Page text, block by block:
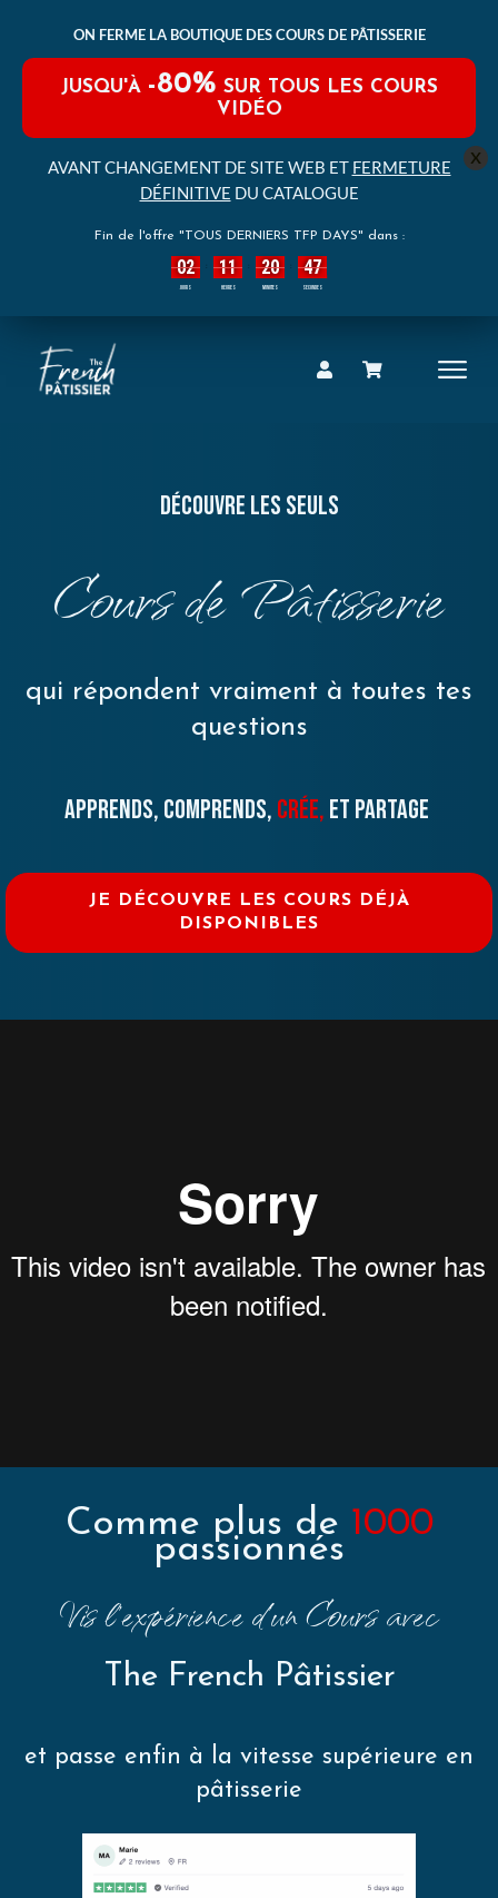
Découvre les SEULS
Cours de Pâtisserie
qui répondent vraiment à toutes tes
questions
APPRENDS, COMPRENDS, CRÉE, ET PARTAGE
JE DÉCOUVRE LES COURS DÉJÀ
DISPONIBLES
Comme plus de 1000
passionnés
Vis l'expérience d'un Cours avec
The French Pâtissier
et passe enfin à la vitesse supérieure en
pâtisserie
ON FERME LA BOUTIQUE DES COURS DE PÂTISSERIE
JUSQU'À -80% SUR TOUS LES COURS
VIDÉO
AVANT CHANGEMENT DE SITE WEB ET FERMETURE
DÉFINITIVE DU CATALOGUE
Fin de l'offre "TOUS DERNIERS TFP DAYS" dans :
02
JOURS
11
HEURES
20
MINUTES
46
SECONDES
x